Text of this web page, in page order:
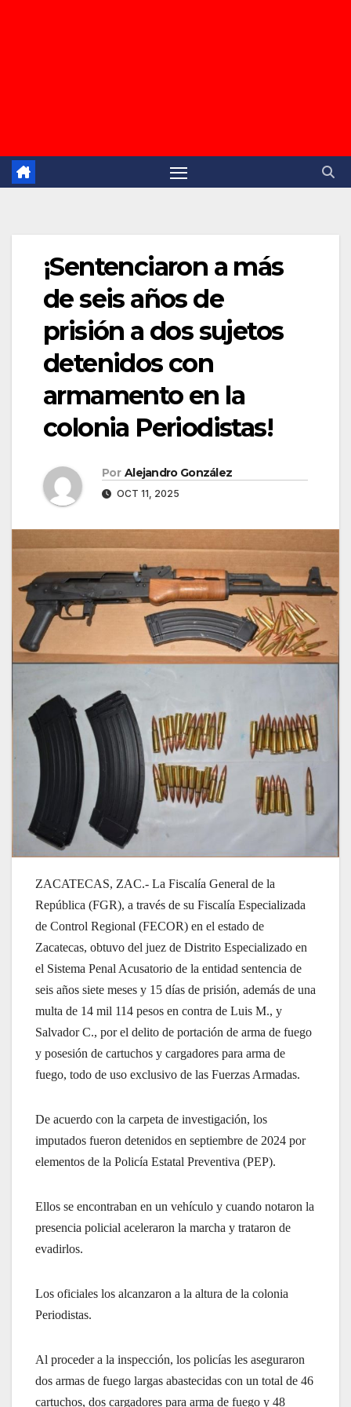
¡Sentenciaron a más
de seis años de
prisión a dos sujetos
detenidos con
armamento en la
colonia Periodistas!
Por Alejandro González
OCT 11, 2025
ZACATECAS, ZAC.- La Fiscalía General de la
República (FGR), a través de su Fiscalía Especializada
de Control Regional (FECOR) en el estado de
Zacatecas, obtuvo del juez de Distrito Especializado en
el Sistema Penal Acusatorio de la entidad sentencia de
seis años siete meses y 15 días de prisión, además de una
multa de 14 mil 114 pesos en contra de Luis M., y
Salvador C., por el delito de portación de arma de fuego
y posesión de cartuchos y cargadores para arma de
fuego, todo de uso exclusivo de las Fuerzas Armadas.
De acuerdo con la carpeta de investigación, los
imputados fueron detenidos en septiembre de 2024 por
elementos de la Policía Estatal Preventiva (PEP).
Ellos se encontraban en un vehículo y cuando notaron la
presencia policial aceleraron la marcha y trataron de
evadirlos.
Los oficiales los alcanzaron a la altura de la colonia
Periodistas.
Al proceder a la inspección, los policías les aseguraron
dos armas de fuego largas abastecidas con un total de 46
cartuchos, dos cargadores para arma de fuego y 48